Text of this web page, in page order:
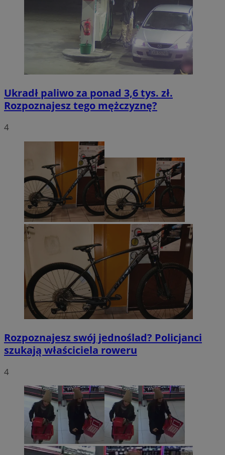
Ukradł paliwo za ponad 3,6 tys. zł.
Rozpoznajesz tego mężczyznę?
4
Rozpoznajesz swój jednoślad? Policjanci
szukają właściciela roweru
4